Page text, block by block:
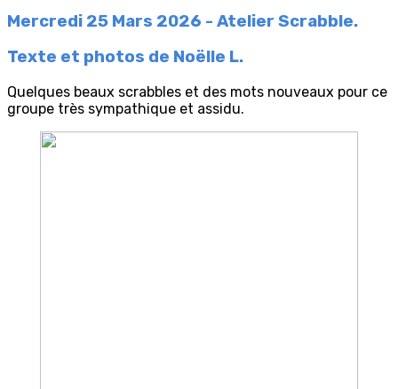
Mercredi 25 Mars 2026 - Atelier Scrabble.
Texte et photos de Noëlle L.
Quelques beaux scrabbles et des mots nouveaux pour ce
groupe très sympathique et assidu.